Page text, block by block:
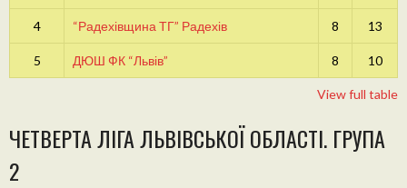
4 “Радехівщина ТГ” Радехів 8 13
5 ДЮШ ФК “Львів” 8 10
View full table
ЧЕТВЕРТА ЛІГА ЛЬВІВСЬКОЇ ОБЛАСТІ. ГРУПА
2